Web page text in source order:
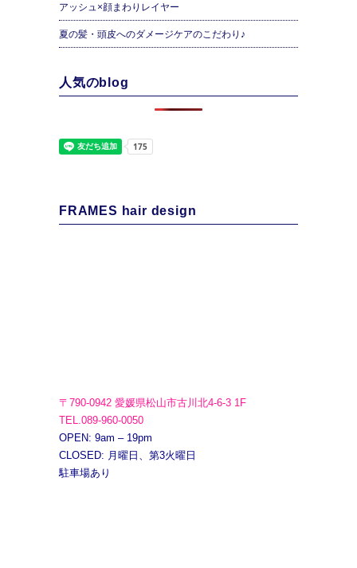
アッシュ×顔まわりレイヤー
夏の髪・頭皮へのダメージケアのこだわり♪
人気のblog
FRAMES hair design
〒790-0942 愛媛県松山市古川北4-6-3 1F
TEL.089-960-0050
OPEN: 9am – 19pm
CLOSED: 月曜日、第3火曜日
駐車場あり